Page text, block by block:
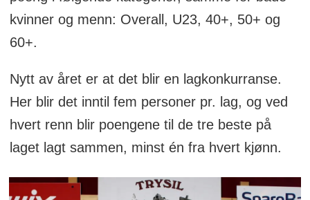
kvinner og menn: Overall, U23, 40+, 50+ og
60+.
Nytt av året er at det blir en lagkonkurranse.
Her blir det inntil fem personer pr. lag, og ved
hvert renn blir poengene til de tre beste på
laget lagt sammen, minst én fra hvert kjønn.